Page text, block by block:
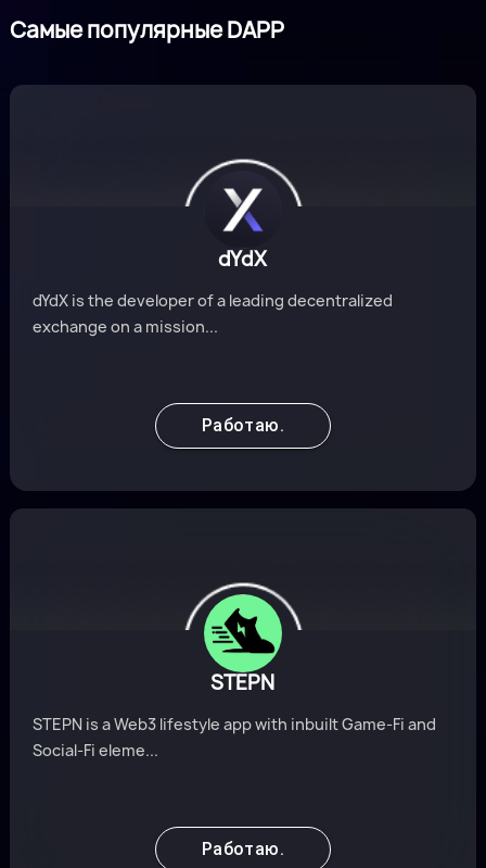
Самые популярные DAPP
dYdX
dYdX is the developer of a leading decentralized
exchange on a mission...
Работаю.
STEPN
STEPN is a Web3 lifestyle app with inbuilt Game-Fi and
Social-Fi eleme...
Работаю.